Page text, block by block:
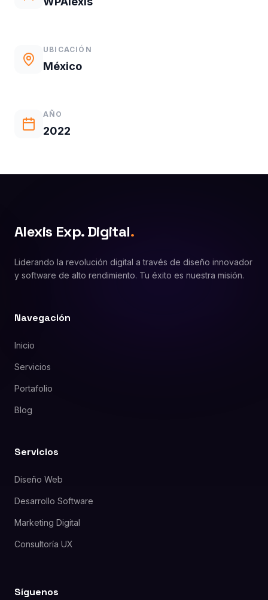
UBICACIÓN
México
AÑO
2022
Alexis Exp. Digital.
Liderando la revolución digital a través de diseño innovador
y software de alto rendimiento. Tu éxito es nuestra misión.
Navegación
Inicio
Servicios
Portafolio
Blog
Servicios
Diseño Web
Desarrollo Software
Marketing Digital
Consultoría UX
Síguenos